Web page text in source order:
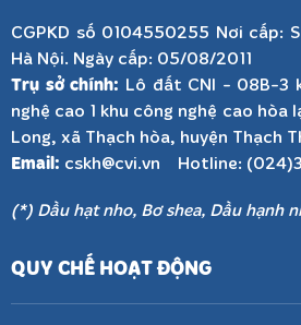
CGPKD số 0104550255 Nơi cấp:
Hà Nội. Ngày cấp: 05/08/2011
Trụ sở chính: Lô đất CNI - 08B-3
nghệ cao 1 khu công nghệ cao hòa
Long, xã Thạch hòa, huyện Thạch
Email: cskh@cvi.vn Hotline:
(*) Dầu hạt nho, Bơ shea, Dầu hạnh
QUY CHẾ HOẠT ĐỘNG